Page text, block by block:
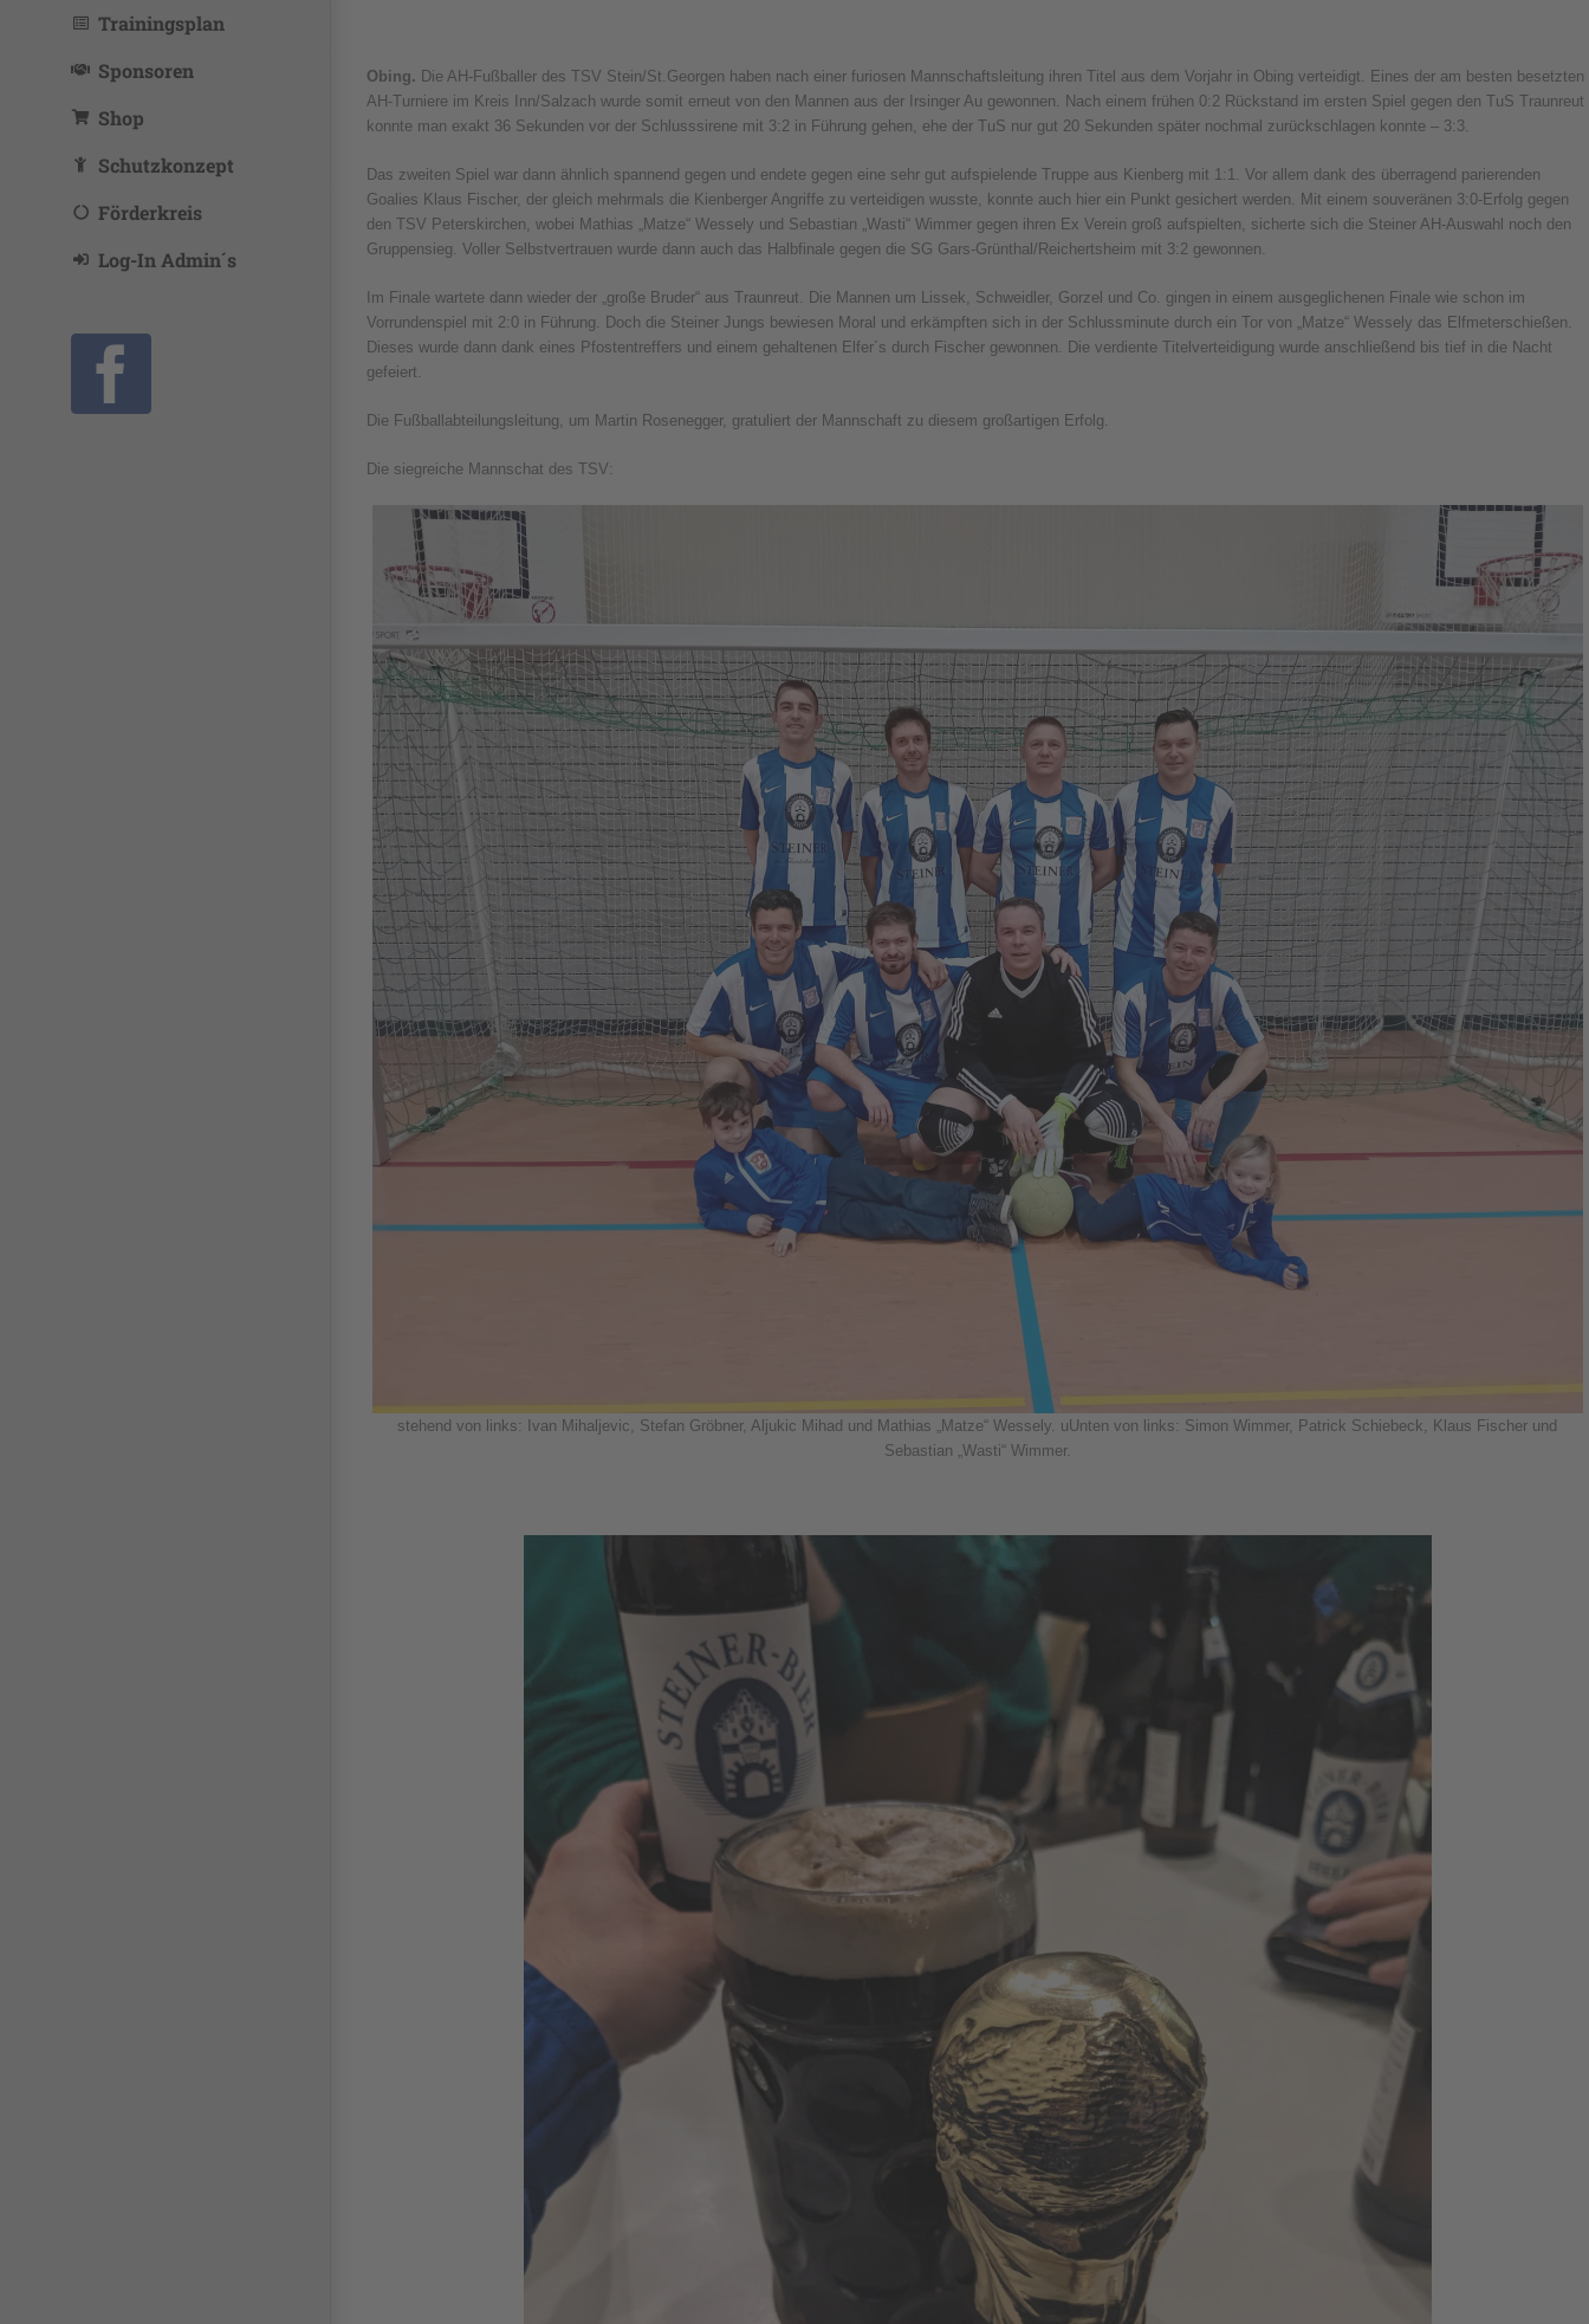
Trainingsplan
Sponsoren
Shop
Schutzkonzept
Förderkreis
Log-In Admin´s
Facebook
Obing. Die AH-Fußballer des TSV Stein/St.Georgen haben nach einer furiosen Mannschaftsleitung ihren Titel aus dem Vorjahr in Obing verteidigt. Eines der am besten besetzten
AH-Turniere im Kreis Inn/Salzach wurde somit erneut von den Mannen aus der Irsinger Au gewonnen. Nach einem frühen 0:2 Rückstand im ersten Spiel gegen den TuS Traunreut
konnte man exakt 36 Sekunden vor der Schlusssirene mit 3:2 in Führung gehen, ehe der TuS nur gut 20 Sekunden später nochmal zurückschlagen konnte – 3:3.
Das zweiten Spiel war dann ähnlich spannend gegen und endete gegen eine sehr gut aufspielende Truppe aus Kienberg mit 1:1. Vor allem dank des überragend parierenden
Goalies Klaus Fischer, der gleich mehrmals die Kienberger Angriffe zu verteidigen wusste, konnte auch hier ein Punkt gesichert werden. Mit einem souveränen 3:0-Erfolg gegen
den TSV Peterskirchen, wobei Mathias „Matze“ Wessely und Sebastian „Wasti“ Wimmer gegen ihren Ex Verein groß aufspielten, sicherte sich die Steiner AH-Auswahl noch den
Gruppensieg. Voller Selbstvertrauen wurde dann auch das Halbfinale gegen die SG Gars-Grünthal/Reichertsheim mit 3:2 gewonnen.
Im Finale wartete dann wieder der „große Bruder“ aus Traunreut. Die Mannen um Lissek, Schweidler, Gorzel und Co. gingen in einem ausgeglichenen Finale wie schon im
Vorrundenspiel mit 2:0 in Führung. Doch die Steiner Jungs bewiesen Moral und erkämpften sich in der Schlussminute durch ein Tor von „Matze“ Wessely das Elfmeterschießen.
Dieses wurde dann dank eines Pfostentreffers und einem gehaltenen Elfer´s durch Fischer gewonnen. Die verdiente Titelverteidigung wurde anschließend bis tief in die Nacht
gefeiert.
Die Fußballabteilungsleitung, um Martin Rosenegger, gratuliert der Mannschaft zu diesem großartigen Erfolg.
Die siegreiche Mannschat des TSV:
stehend von links: Ivan Mihaljevic, Stefan Gröbner, Aljukic Mihad und Mathias „Matze“ Wessely. uUnten von links: Simon Wimmer, Patrick Schiebeck, Klaus Fischer und
Sebastian „Wasti“ Wimmer.